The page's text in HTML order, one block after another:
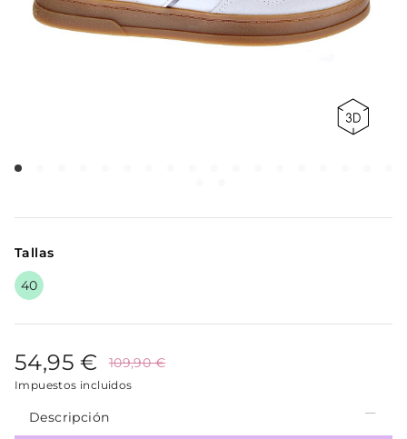
Tallas
40
54,95 € 109,90 €
Impuestos incluidos
Descripción